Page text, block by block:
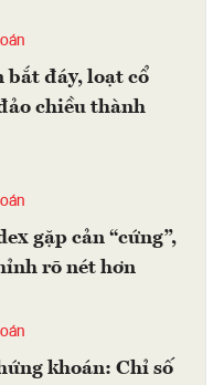
bắt đáy, loạt cổ
chiều thành
gặp cản “cứng”,
rõ nét hơn
khoán: Chỉ số